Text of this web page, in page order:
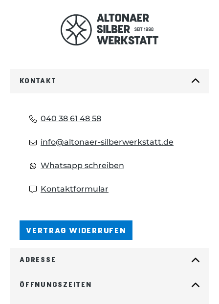
KONTAKT
040 38 61 48 58
info@altonaer-silberwerkstatt.de
Whatsapp schreiben
Kontaktformular
VERTRAG WIDERRUFEN
ADRESSE
ÖFFNUNGSZEITEN